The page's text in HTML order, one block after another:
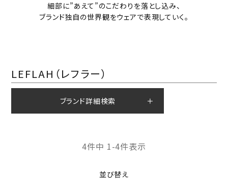
細部に”あえて”のこだわりを落とし込み、
ブランド独自の世界観をウェアで表現していく。
LEFLAH（レフラー）
ブランド詳細検索
並び替え
4件中 1-4件表示